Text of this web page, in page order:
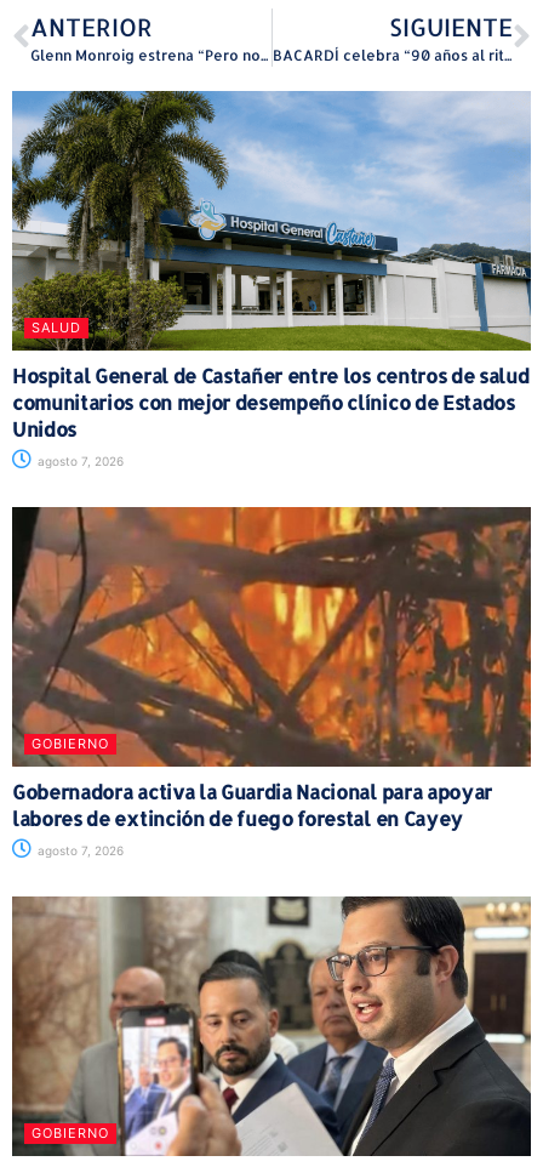
ANTERIOR
Glenn Monroig estrena “Pero no te extraño” junto a Gilberto Santa Rosa
SIGUIENTE
BACARDÍ celebra “90 años al ritmo de PR”
SALUD
Hospital General de Castañer entre los centros de salud
comunitarios con mejor desempeño clínico de Estados
Unidos
agosto 7, 2026
GOBIERNO
Gobernadora activa la Guardia Nacional para apoyar
labores de extinción de fuego forestal en Cayey
agosto 7, 2026
GOBIERNO